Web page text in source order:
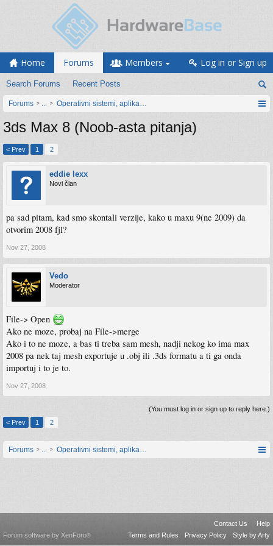
Home Forums
Search Forums Recent Posts
Members Log in or Sign up
Forums ... Operativni sistemi, aplikacije i programiranje
3ds Max 8 (Noob-asta pitanja)
< Prev 1 2
eddie lexx
Novi član
pa sad pitam, kad smo skontali verzije, kako u maxu 9(ne 2009) da
otvorim 2008 fjl?
Nov 27, 2008
Vedo
Moderator
File-> Open
Ako ne moze, probaj na File->merge
Ako i to ne moze, a bas ti treba sam mesh, nadji nekog ko ima max
2008 pa nek taj mesh exportuje u .obj ili .3ds formatu a ti ga onda
importuj i to je to.
Nov 27, 2008
(You must log in or sign up to reply here.)
< Prev
1 2
Forums ... Operativni sistemi, aplikacije i programiranje
Contact Us
Help
Terms and Rules
Privacy Policy Style by Arty
Forum software by XenForo®